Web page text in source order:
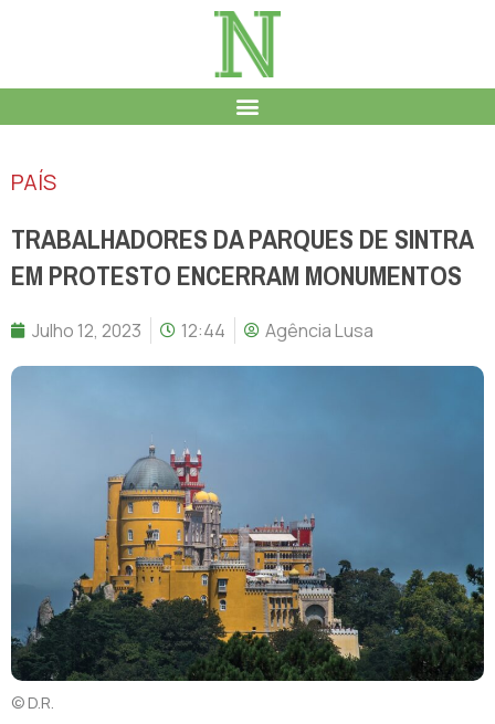
PAÍS
TRABALHADORES DA PARQUES DE SINTRA
EM PROTESTO ENCERRAM MONUMENTOS
Julho 12, 2023 12:44 Agência Lusa
© D.R.